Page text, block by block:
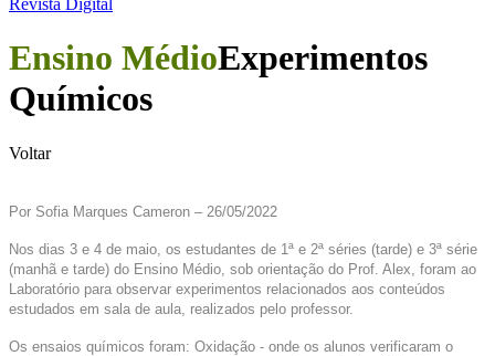
Revista Digital
Ensino MédioExperimentos
Químicos
Voltar
Por Sofia Marques Cameron – 26/05/2022
Nos dias 3 e 4 de maio, os estudantes de 1ª e 2ª séries (tarde) e 3ª série
(manhã e tarde) do Ensino Médio, sob orientação do Prof. Alex, foram ao
Laboratório para observar experimentos relacionados aos conteúdos
estudados em sala de aula, realizados pelo professor.
Os ensaios químicos foram: Oxidação - onde os alunos verificaram o